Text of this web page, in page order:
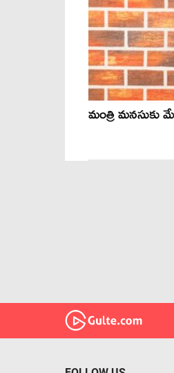
మంత్రి మనసుకు